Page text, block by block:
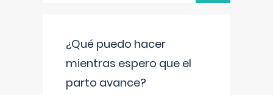
¿Qué puedo hacer
mientras espero que el
parto avance?